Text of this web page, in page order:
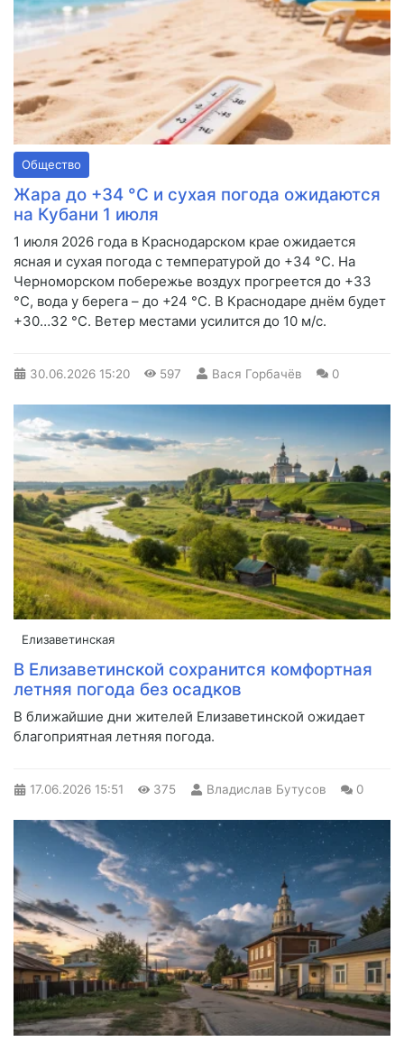
Общество
Жара до +34 °С и сухая погода ожидаются
на Кубани 1 июля
1 июля 2026 года в Краснодарском крае ожидается
ясная и сухая погода с температурой до +34 °С. На
Черноморском побережье воздух прогреется до +33
°С, вода у берега – до +24 °С. В Краснодаре днём будет
+30…32 °С. Ветер местами усилится до 10 м/с.
30.06.2026 15:20 597 Вася Горбачёв 0
Елизаветинская
В Елизаветинской сохранится комфортная
летняя погода без осадков
В ближайшие дни жителей Елизаветинской ожидает
благоприятная летняя погода.
17.06.2026 15:51 375 Владислав Бутусов 0